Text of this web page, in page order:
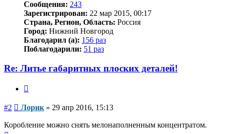
Сообщения: 243
Зарегистрирован: 22 мар 2015, 00:17
Страна, Регион, Область: Россия
Город: Нижний Новгород
Благодарил (а): 156 раз
Поблагодарили: 51 раз
Re: Литье габаритных плоских деталей!
#2 Сообщение
Лорик » 29 апр 2016, 15:13
Коробление можно снять мелонаполненным концентратом.